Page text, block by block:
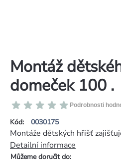
Montáž
domeček 100 .
Kód: 0030175
Průměrné
hodnocení
produktu
je
0,0
Podrobnosti
Můžeme doručit do:
Montáže dětských hřišť
Detailní informace